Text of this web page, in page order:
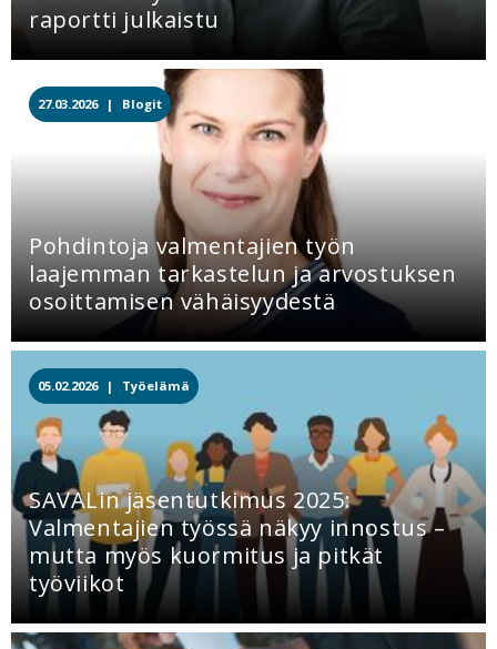
raportti julkaistu
27.03.2026 | Blogit
Pohdintoja valmentajien työn
laajemman tarkastelun ja arvostuksen
osoittamisen vähäisyydestä
05.02.2026 | Työelämä
SAVALin jäsentutkimus 2025:
Valmentajien työssä näkyy innostus –
mutta myös kuormitus ja pitkät
työviikot